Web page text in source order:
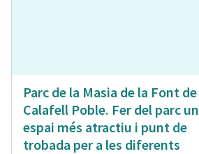
Parc de la Masia de la Font de
Calafell Poble. Fer del parc un
espai més atractiu i punt de
trobada per a les diferents